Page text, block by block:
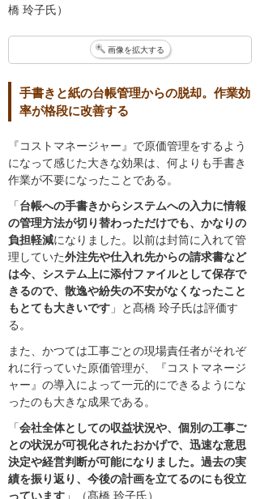
橋 玲子氏）
画像を拡大する
手書きと紙の台帳管理からの脱却。作業効
率が格段に改善する
『コストマネージャー』で原価管理をするよう
になって感じた大きな効果は、何よりも手書き
作業が不要になったことである。
「台帳への手書きからシステムへの入力に情報
の管理方法が切り替わっただけでも、かなりの
負担軽減になりました。以前は封筒に入れて管
理していた外注先や仕入れ先からの請求書など
は今、システム上に添付ファイルとして保存で
きるので、散逸や紛失の不安がなくなったこと
もとても大きいです 」と髙橋 玲子氏は評価す
る。
また、かつては工事ごとの現場責任者がそれぞ
れに行っていた原価管理が、『コストマネージ
ャー』の導入によって一元的にできるようにな
ったのも大きな成果である。
「会社全体としての収益状況や、個別の工事ご
との状況が可視化されたおかげで、迅速な意思
決定や経営判断が可能になりました。過去の実
績を振り返り、今後の計画を立てるのにも役立
っています 」（髙橋 玲子氏）